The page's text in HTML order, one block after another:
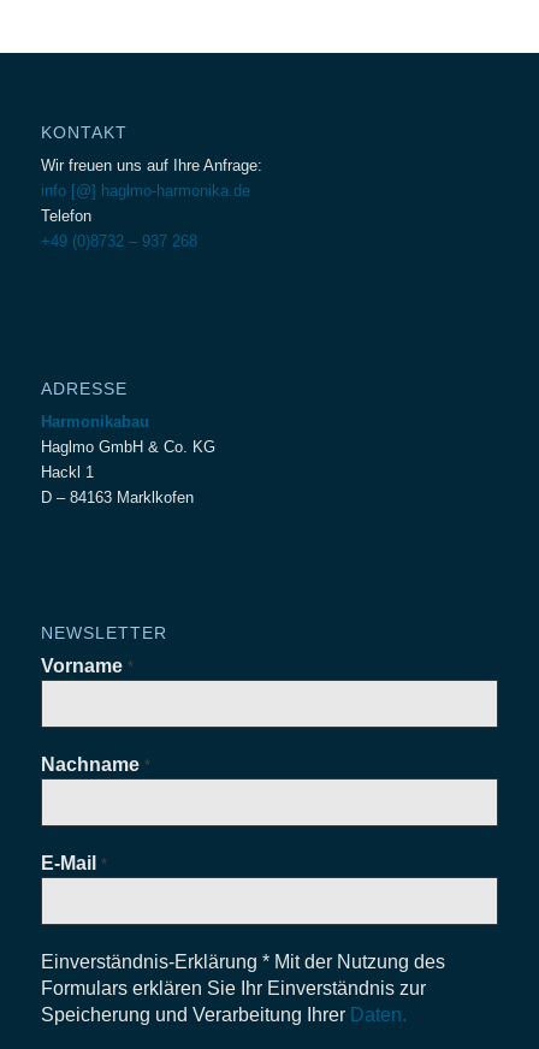
KONTAKT
Wir freuen uns auf Ihre Anfrage:
info [@] haglmo-harmonika.de
Telefon
+49 (0)8732 – 937 268
ADRESSE
Harmonikabau
Haglmo GmbH & Co. KG
Hackl 1
D – 84163 Marklkofen
NEWSLETTER
Vorname *
Nachname *
E-Mail *
Einverständnis-Erklärung * Mit der Nutzung des
Formulars erklären Sie Ihr Einverständnis zur
Speicherung und Verarbeitung Ihrer Daten.